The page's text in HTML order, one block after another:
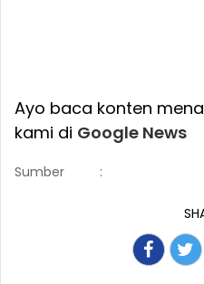
Ayo baca konten
kami di Google News
Sumber :